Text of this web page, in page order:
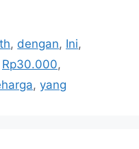
, dengan, Ini,
Rp30.000,
, yang